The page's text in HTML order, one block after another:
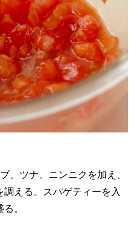
、ツナ、ニンニクを加え、
える。スパゲティーを入
。